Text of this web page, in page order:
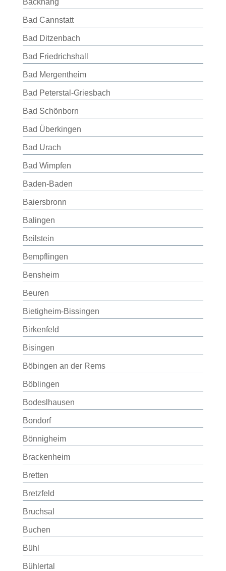
Backnang
Bad Cannstatt
Bad Ditzenbach
Bad Friedrichshall
Bad Mergentheim
Bad Peterstal-Griesbach
Bad Schönborn
Bad Überkingen
Bad Urach
Bad Wimpfen
Baden-Baden
Baiersbronn
Balingen
Beilstein
Bempflingen
Bensheim
Beuren
Bietigheim-Bissingen
Birkenfeld
Bisingen
Böbingen an der Rems
Böblingen
Bodeslhausen
Bondorf
Bönnigheim
Brackenheim
Bretten
Bretzfeld
Bruchsal
Buchen
Bühl
Bühlertal